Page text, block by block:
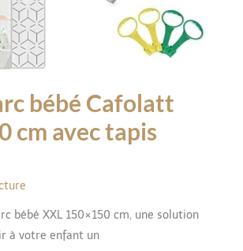
bébé Cafolatt
cm avec tapis
bébé XXL 150×150 cm, une solution
à votre enfant un